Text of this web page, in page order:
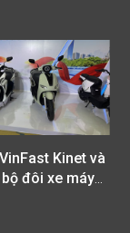
Kinet và
bộ đôi xe máy
tại Việt Nam